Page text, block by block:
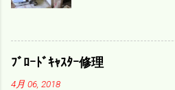
のがある。キャビ
みたいと思う。 町
業する人がいる。
ず米より2倍近い
には手間がかかる
を随分前からこの方
㎏を40袋したところ
ﾌﾞﾛｰﾄﾞｷｬｽﾀｰ修理
4月 06, 2018